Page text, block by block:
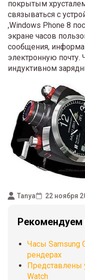
покрытым
связываться с
,Windows Phone 8
экране часов
сообщения,
электронную почту.
индуктивном
Tanya 22 ноября
Рекомендуем
Часы Samsung
рендерах
Представлены
Watch